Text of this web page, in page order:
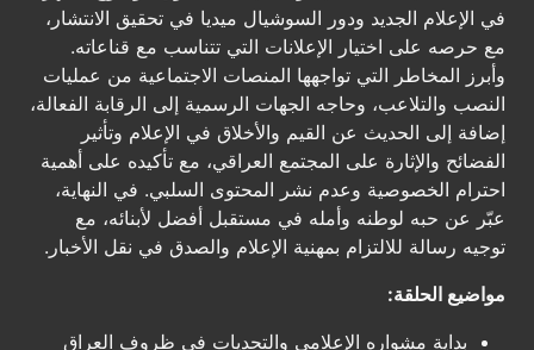
في الإعلام الجديد ودور السوشيال ميديا في تحقيق الانتشار،
مع حرصه على اختيار الإعلانات التي تتناسب مع قناعاته.
وأبرز المخاطر التي تواجهها المنصات الاجتماعية من عمليات
النصب والتلاعب، وحاجه الجهات الرسمية إلى الرقابة الفعالة،
إضافة إلى الحديث عن القيم والأخلاق في الإعلام وتأثير
الفضائح والإثارة على المجتمع العراقي، مع تأكيده على أهمية
احترام الخصوصية وعدم نشر المحتوى السلبي. في النهاية،
عبّر عن حبه لوطنه وأمله في مستقبل أفضل لأبنائه، مع
توجيه رسالة للالتزام بمهنية الإعلام والصدق في نقل الأخبار.
مواضيع الحلقة:
بداية مشواره الإعلامي والتحديات في ظروف العراق